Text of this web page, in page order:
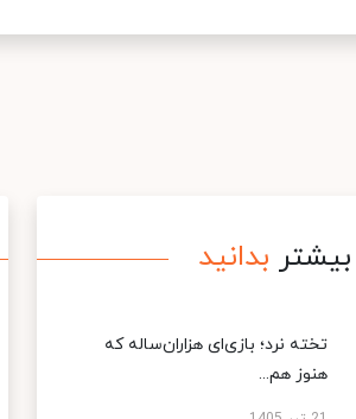
بیشتر بدانید
تخته نرد؛ بازی‌ای هزاران‌ساله که
هنوز هم...